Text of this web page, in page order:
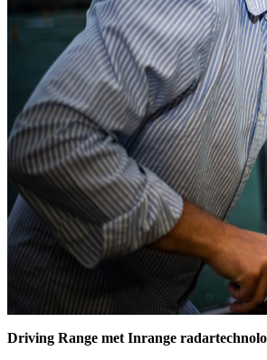
Driving Range met Inrange